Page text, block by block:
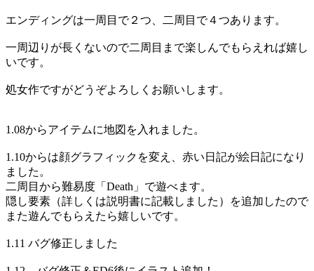
エンディングは一周目で２つ、二周目で４つあります。
一周辺りが長くないので二周目まで楽しんでもらえれば嬉し
いです。
処女作ですがどうぞよろしくお願いします。
1.08からアイテムに地図を入れました。
1.10からは顔グラフィックを変え、赤い日記が絵日記になり
ました。
二周目から難易度「Death」で遊べます。
隠し要素（詳しくは説明書に記載しました）を追加したので
また遊んでもらえたら嬉しいです。
1.11 バグ修正しました